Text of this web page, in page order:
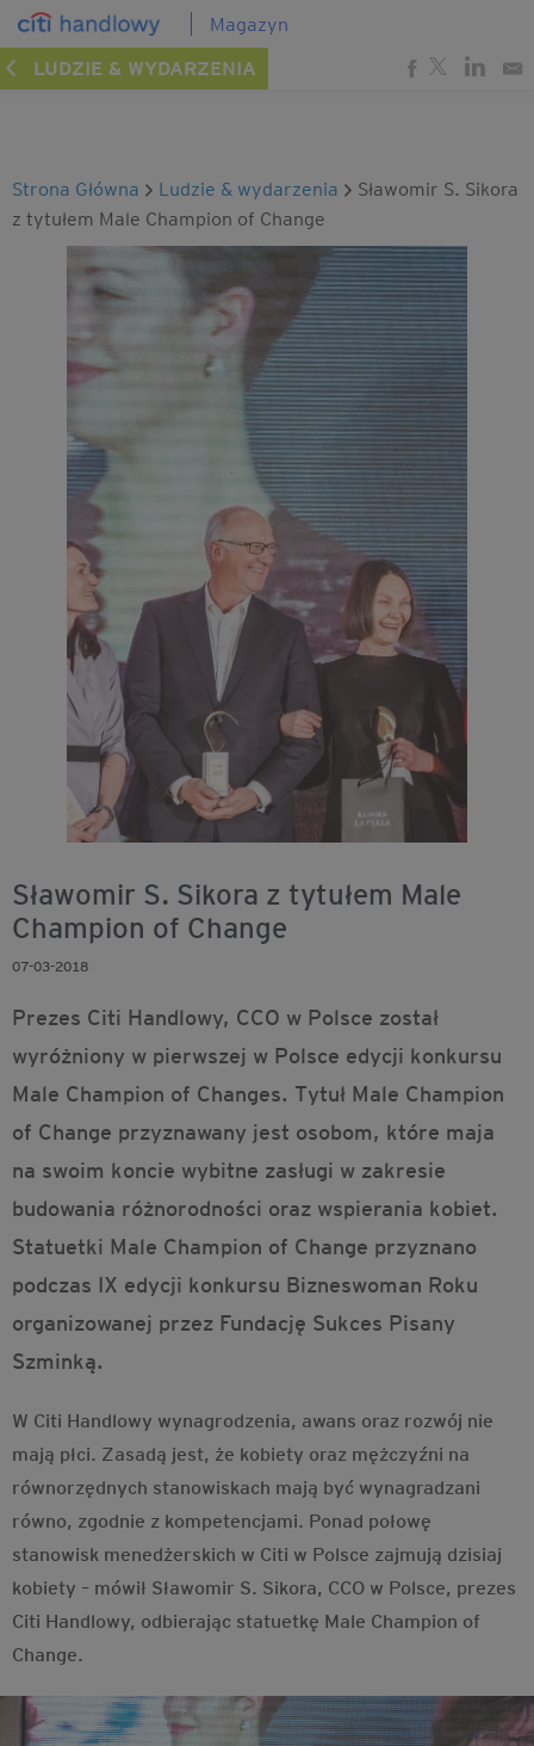
Magazyn
Strona Główna ludzie & wydarzenia
Sławomir S. Sikora
z tytułem Male Champion of Change
LUDZIE & WYDARZENIA
Sławomir S. Sikora z tytułem Male
Champion of Change
07-03-2018
Prezes Citi Handlowy, CCO w Polsce został
wyróżniony w pierwszej w Polsce edycji konkursu
Male Champion of Changes. Tytuł Male Champion
of Change przyznawany jest osobom, które maja
na swoim koncie wybitne zasługi w zakresie
budowania różnorodności oraz wspierania kobiet.
Statuetki Male Champion of Change przyznano
podczas IX edycji konkursu Bizneswoman Roku
organizowanej przez Fundację Sukces Pisany
Szminką.
W Citi Handlowy wynagrodzenia, awans oraz rozwój nie
mają płci. Zasadą jest, że kobiety oraz mężczyźni na
równorzędnych stanowiskach mają być wynagradzani
równo, zgodnie z kompetencjami. Ponad połowę
stanowisk menedżerskich w Citi w Polsce zajmują dzisiaj
kobiety ­– mówił Sławomir S. Sikora, CCO w Polsce, prezes
Citi Handlowy, odbierając statuetkę Male Champion of
Change.